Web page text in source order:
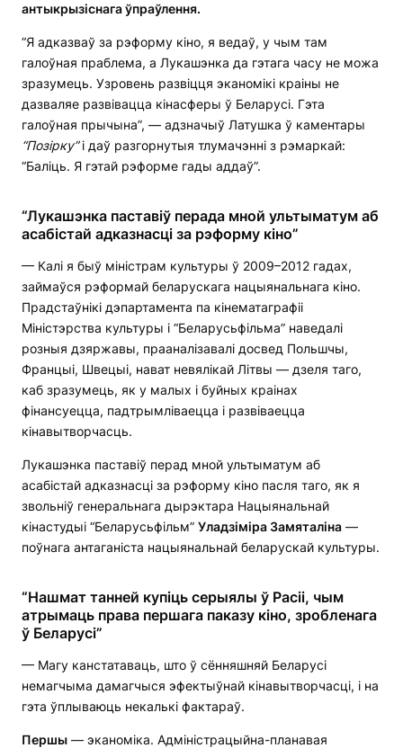
антыкрызіснага ўпраўлення.
“Я адказваў за рэформу кіно, я ведаў, у чым там
галоўная праблема, а Лукашэнка да гэтага часу не можа
зразумець. Узровень развіцця эканомікі краіны не
дазваляе развівацца кінасферы ў Беларусі. Гэта
галоўная прычына”, — адзначыў Латушка ў каментары
“Позірку”і даў разгорнутыя тлумачэнні з рэмаркай:
“Баліць. Я гэтай рэформе гады аддаў”.
“Лукашэнка паставіў перада мной ультыматум аб
асабістай адказнасці за рэформу кіно”
— Калі я быў міністрам культуры ў 2009–2012 гадах,
займаўся рэформай беларускага нацыянальнага кіно.
Прадстаўнікі дэпартамента па кінематаграфіі
Міністэрства культуры і “Беларусьфільма” наведалі
розныя дзяржавы, прааналізавалі досвед Польшчы,
Францыі, Швецыі, нават невялікай Літвы — дзеля таго,
каб зразумець, як у малых і буйных краінах
фінансуецца, падтрымліваецца і развіваецца
кінавытворчасць.
Лукашэнка паставіў перад мной ультыматум аб
асабістай адказнасці за рэформу кіно пасля таго, як я
звольніў генеральнага дырэктара Нацыянальнай
кінастудыі “Беларусьфільм” Уладзіміра Замяталіна —
поўнага антаганіста нацыянальнай беларускай культуры.
“Нашмат танней купіць серыялы ў Расіі, чым
атрымаць права першага паказу кіно, зробленага
ў Беларусі”
— Магу канстатаваць, што ў сённяшняй Беларусі
немагчыма дамагчыся эфектыўнай кінавытворчасці, і на
гэта ўплываюць некалькі фактараў.
Першы — эканоміка. Адміністрацыйна-планавая